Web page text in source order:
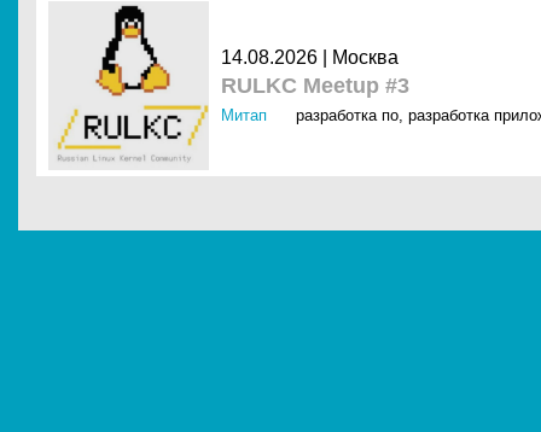
14.08.2026 | Москва
RULKC Meetup #3
Митап разработка по, разработка